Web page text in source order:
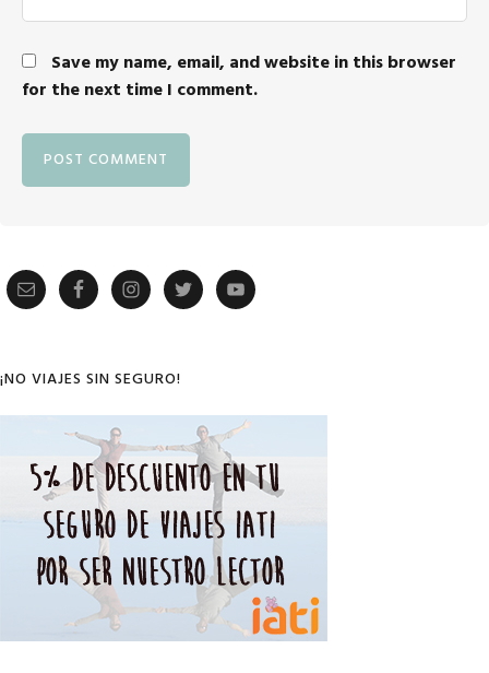
Save my name, email, and website in this browser
for the next time I comment.
Primary
¡NO VIAJES SIN SEGURO!